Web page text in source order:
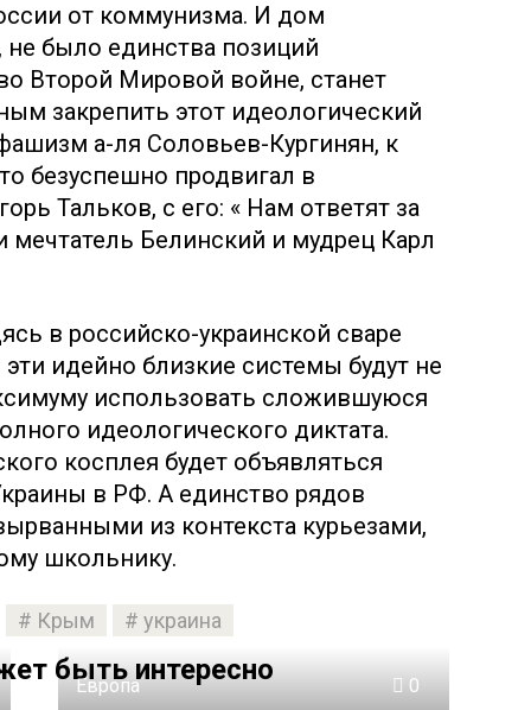
от коммунизма. И дом
не было единства позиций
Второй Мировой войне, станет
закрепить этот идеологический
а-ля Соловьев-Кургинян, к
безуспешно продвигал в
Тальков, с его: « Нам ответят за
Белинский и мудрец Карл
в российско-украинской сваре
идейно близкие системы будут не
использовать сложившуюся
идеологического диктата.
косплея будет объявляться
в РФ. А единство рядов
из контекста курьезами,
школьнику.
Крым украина
быть интересно
Европа 0